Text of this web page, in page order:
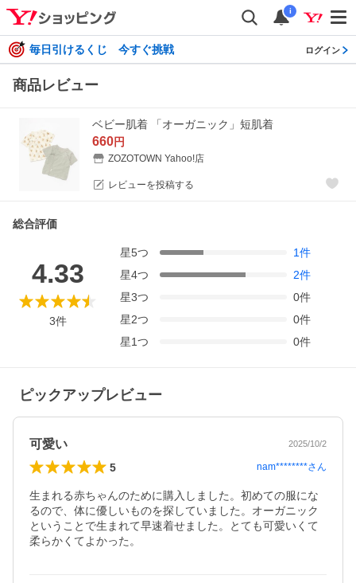
i
毎日引けるくじ 今すぐ挑戦 ログイン
商品レビュー
ベビー肌着 「オーガニック」短肌着
660円
ZOZOTOWN Yahoo!店
レビューを投稿する
総合評価
4.33
3件
星5つ 1件
星4つ 2件
星3つ 0件
星2つ 0件
星1つ 0件
ピックアップレビュー
可愛い 2025/10/2
5 nam********さん
生まれる赤ちゃんのために購入しました。初めての服にな
るので、体に優しいものを探していました。オーガニック
ということで生まれて早速着せました。とても可愛いくて
柔らかくてよかった。